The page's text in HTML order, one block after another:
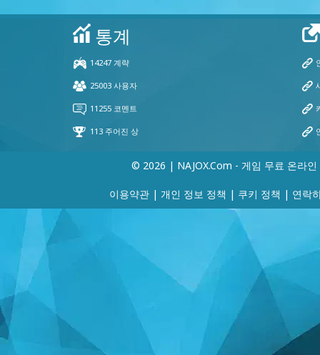
© 2026 | NAJOX.com - 게임 무료 온라인
이용약관| 개인 정보 정책 | 쿠키 정책 | 연락